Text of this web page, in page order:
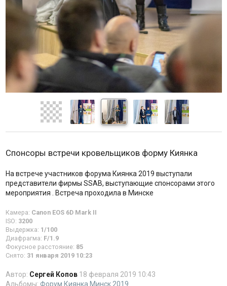
Спонсоры встречи кровельщиков форму Киянка
На встрече участников форума Киянка 2019 выступали
представители фирмы SSAB, выступающие спонсорами этого
мероприятия . Встреча проходила в Минске
Камера: Canon EOS 6D Mark II
ISO: 3200
Выдержка: 1/100
Диафрагма: F/1.9
Фокусное расстояние: 85
Снято: 31 января 2019 10:23
Автор: Сергей Копов18 февраля 2019 10:43
Альбомы: Форум Киянка Минск 2019